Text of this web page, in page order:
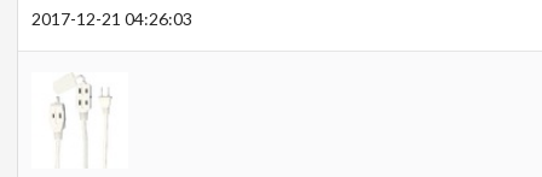
2017-12-21 04:26:03